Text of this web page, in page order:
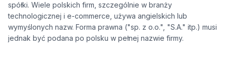
spółki. Wiele polskich firm, szczególnie w branży
technologicznej i e-commerce, używa angielskich lub
wymyślonych nazw. Forma prawna ("sp. z o.o.", "S.A." itp.) musi
jednak być podana po polsku w pełnej nazwie firmy.